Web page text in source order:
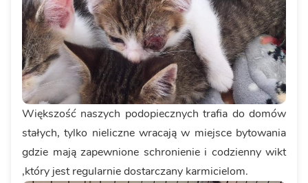
Większość naszych podopiecznych trafia do domów
stałych, tylko nieliczne wracają w miejsce bytowania
gdzie mają zapewnione schronienie i codzienny wikt
,który jest regularnie dostarczany karmicielom.